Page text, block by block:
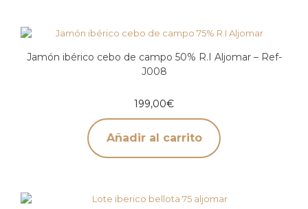
Jamón ibérico cebo de campo 50% R.I Aljomar – Ref-
J008
199,00€
Añadir al carrito